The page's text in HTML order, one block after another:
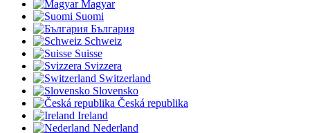
Magyar
Suomi
България
Schweiz
Suisse
Svizzera
Switzerland
Slovensko
Česká republika
Ireland
Nederland